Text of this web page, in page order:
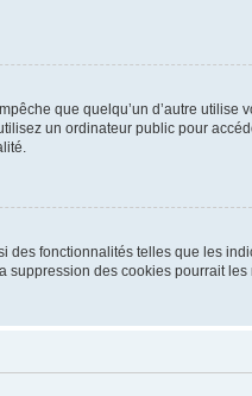
que quelqu’un d’autre utilise
un ordinateur public pour
des fonctionnalités telles que les
suppression des cookies pourrait les